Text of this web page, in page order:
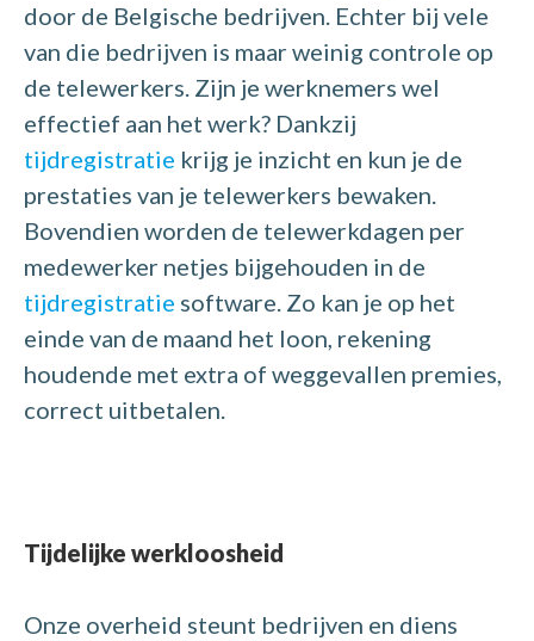
door de Belgische bedrijven. Echter bij vele
van die bedrijven is maar weinig controle op
de telewerkers. Zijn je werknemers wel
effectief aan het werk? Dankzij
tijdregistratie krijg je inzicht en kun je de
prestaties van je telewerkers bewaken.
Bovendien worden de telewerkdagen per
medewerker netjes bijgehouden in de
tijdregistratie software. Zo kan je op het
einde van de maand het loon, rekening
houdende met extra of weggevallen premies,
correct uitbetalen.
Tijdelijke werkloosheid
Onze overheid steunt bedrijven en diens